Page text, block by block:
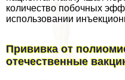
количество побочных
использовании
Прививка от
отечественные